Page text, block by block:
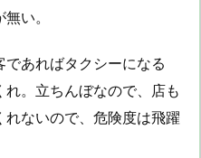
い。
あればタクシーになる
。立ちんぼなので、店も
ないので、危険度は飛躍